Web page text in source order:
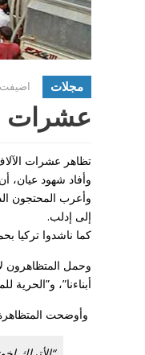
مجلات
عشرات
تظاهر عشرات
وأفاد شهود عيان، أن عشرات الآلاف
وأعرب المحتجون
إلى إدلب.
كما ناشدوا تركيا
وحمل المتظاهرون
أبناءنا”، و”الحرية
وأوضحت